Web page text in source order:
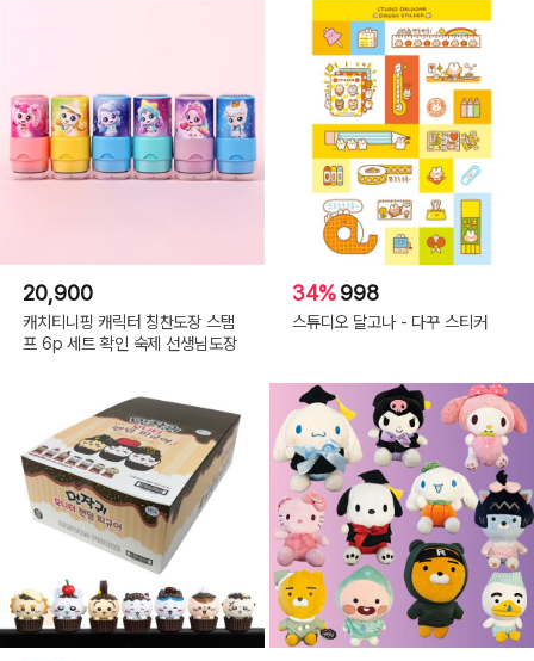
20,900
캐치티니핑 캐릭터 칭찬도장 스탬
프 6p 세트 확인 숙제 선생님도장
34%998
스튜디오 달고나 - 다꾸 스티커